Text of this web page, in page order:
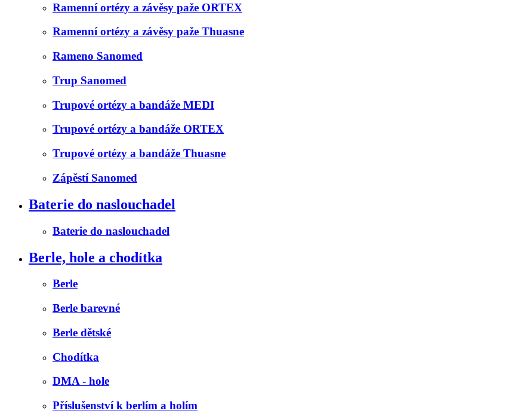
Ramenní ortézy a závěsy paže ORTEX
Ramenní ortézy a závěsy paže Thuasne
Rameno Sanomed
Trup Sanomed
Trupové ortézy a bandáže MEDI
Trupové ortézy a bandáže ORTEX
Trupové ortézy a bandáže Thuasne
Zápěstí Sanomed
Baterie do naslouchadel
Baterie do naslouchadel
Berle, hole a chodítka
Berle
Berle barevné
Berle dětské
Chodítka
DMA - hole
Příslušenství k berlím a holím